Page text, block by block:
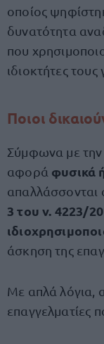
οποίος
δυνατότητα
που
ιδιοκτήτες
Ποιοι
Σύμφωνα με την
αφορά φυσικά
3 του ν. 4223/
άσκηση της
Με απλά λόγια,
επαγγελματίες